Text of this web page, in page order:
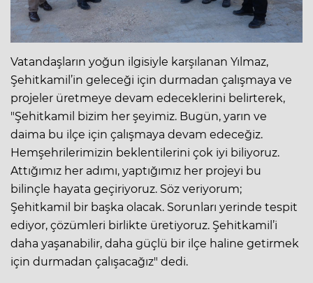
Vatandaşların yoğun ilgisiyle karşılanan Yılmaz,
Şehitkamil’in geleceği için durmadan çalışmaya ve
projeler üretmeye devam edeceklerini belirterek,
"Şehitkamil bizim her şeyimiz. Bugün, yarın ve
daima bu ilçe için çalışmaya devam edeceğiz.
Hemşehrilerimizin beklentilerini çok iyi biliyoruz.
Attığımız her adımı, yaptığımız her projeyi bu
bilinçle hayata geçiriyoruz. Söz veriyorum;
Şehitkamil bir başka olacak. Sorunları yerinde tespit
ediyor, çözümleri birlikte üretiyoruz. Şehitkamil’i
daha yaşanabilir, daha güçlü bir ilçe haline getirmek
için durmadan çalışacağız" dedi.